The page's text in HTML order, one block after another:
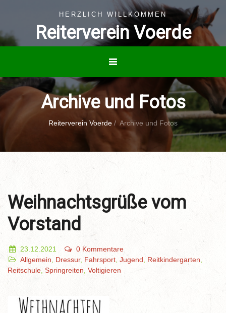
HERZLICH WILLKOMMEN
Reiterverein Voerde
Archive und Fotos
Reiterverein Voerde / Archive und Fotos
Weihnachtsgrüße vom
Vorstand
23.12.2021
0 Kommentare
Allgemein
Dressur, Fahrsport Jugend Reitkindergarten
Reitschule Springreiten Voltigieren